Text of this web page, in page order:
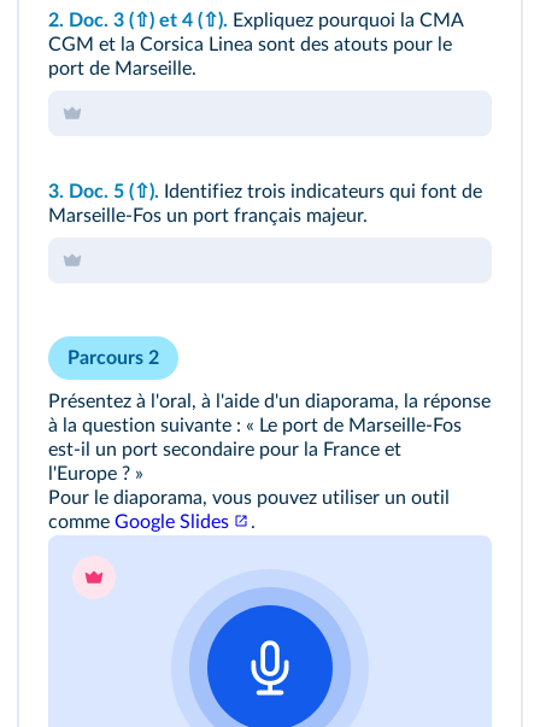
2. Doc. 3 (⇧) et 4 (⇧). Expliquez pourquoi la CMA
CGM et la Corsica Linea sont des atouts pour le
port de Marseille.
3. Doc. 5 (⇧). Identifiez trois indicateurs qui font de
Marseille-Fos un port français majeur.
Parcours 2
Présentez à l'oral, à l'aide d'un diaporama, la réponse
à la question suivante : « Le port de Marseille-Fos
est-il un port secondaire pour la France et
l'Europe ? »
Pour le diaporama, vous pouvez utiliser un outil
comme Google Slides .